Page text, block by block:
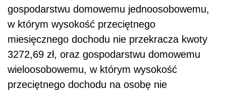
gospodarstwu domowemu jednoosobowemu,
w którym wysokość przeciętnego
miesięcznego dochodu nie przekracza kwoty
3272,69 zł, oraz gospodarstwu domowemu
wieloosobowemu, w którym wysokość
przeciętnego dochodu na osobę nie